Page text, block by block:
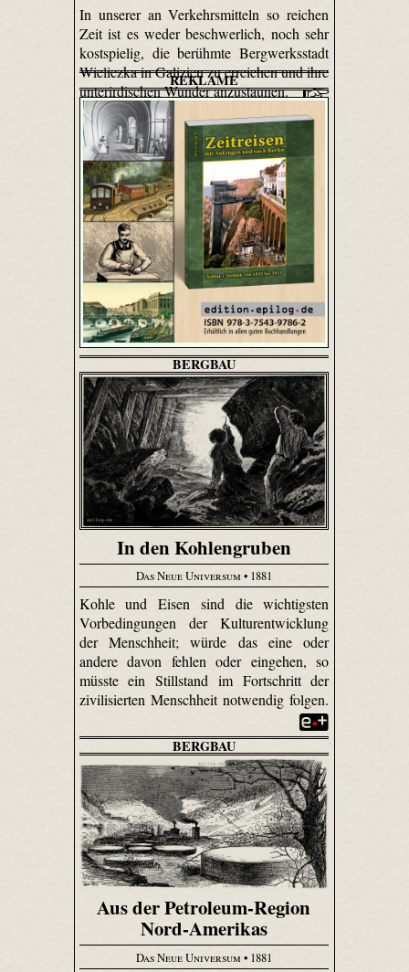
In unserer an Verkehrsmitteln so reichen
Zeit ist es weder beschwerlich, noch sehr
kostspielig, die berühmte Bergwerksstadt
Wieliczka in Galizien zu erreichen und ihre
unterirdischen Wunder anzu­staunen.
REKLAME
BERGBAU
In den Kohlengruben
Das Neue Universum• 1881
Kohle und Eisen sind die wichtigsten
Vorbedingungen der Kulturentwicklung
der Menschheit; würde das eine oder
andere davon fehlen oder eingehen, so
müsste ein Stillstand im Fortschritt der
zivilisierten Menschheit notwendig folgen.
BERGBAU
Aus der Petroleum-Region
Nord-Amerikas
Das Neue Universum• 1881